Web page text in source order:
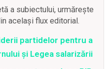
a subiectului, urmărește
același flux editorial.
partidelor pentru a
și Legea salarizării